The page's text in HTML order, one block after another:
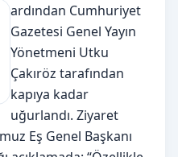
ardından Cumhuriyet
Gazetesi Genel Yayın
Yönetmeni Utku
Çakıröz tarafından
kapıya kadar
uğurlandı. Ziyaret
Eş Genel Başkanı